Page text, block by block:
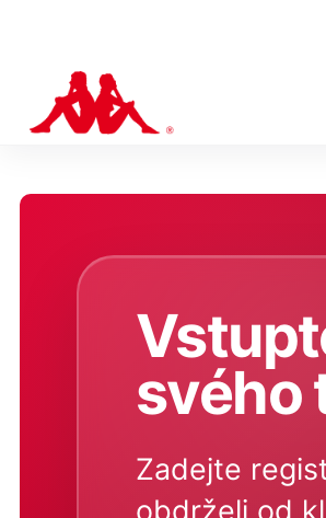
svého
Zadejte
obdrželi od